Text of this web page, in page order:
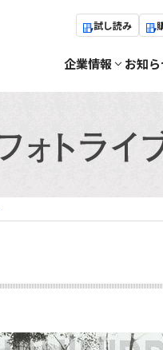
試し読み
企業情報 お知